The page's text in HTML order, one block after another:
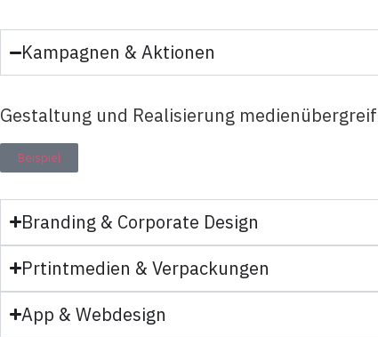
Kampagnen & Aktionen
Gestaltung und Realisierung
Beispiel
Branding & Corporate Design
Prtintmedien & Verpackungen
App & Webdesign